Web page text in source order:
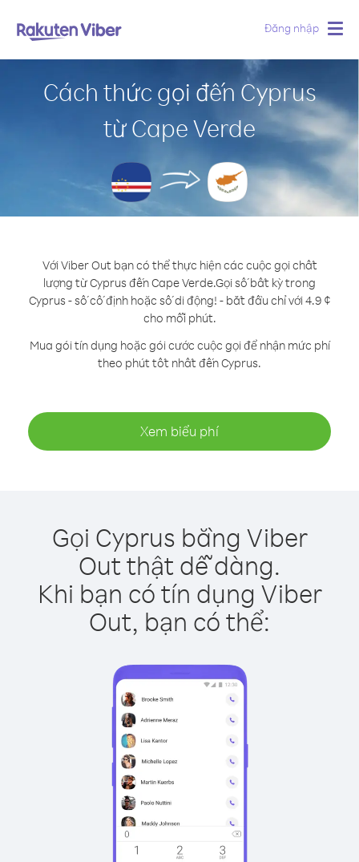
Đăng nhập
Cách thức gọi đến Cyprus
từ Cape Verde
Với Viber Out bạn có thể thực hiện các cuộc gọi chất
lượng từ Cyprus đến Cape Verde.Gọi số bất kỳ trong
Cyprus - số cố định hoặc số di động! - bắt đầu chỉ với 4.9 ¢
cho mỗi phút.
Mua gói tín dụng hoặc gói cước cuộc gọi để nhận mức phí
theo phút tốt nhất đến Cyprus.
Xem biểu phí
Gọi Cyprus bằng Viber
Out thật dễ dàng.
Khi bạn có tín dụng Viber
Out, bạn có thể: